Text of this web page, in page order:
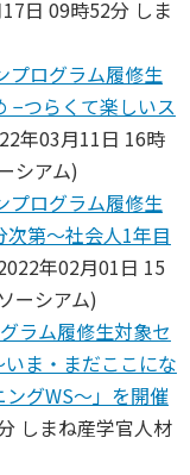
日 09時52分 しま
プログラム履修生
−つらくて楽しいス
年03月11日 16時
シアム)
プログラム履修生
第～社会人1年目
年02月01日 15
ーシアム)
ラム履修生対象セ
ま・まだここにな
グWS～」を開催
しまね産学官人材